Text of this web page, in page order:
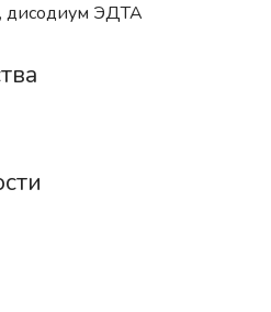
дисодиум ЭДТА